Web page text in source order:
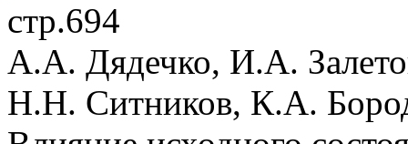
стр.694
А.А. Дядечко, И.А.
Н.Н. Ситников, К.А.